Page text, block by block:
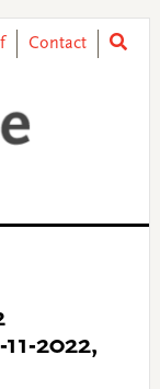
Contact
2022,